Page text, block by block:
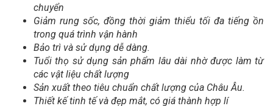
chuyển
Giảm rung sốc, đồng thời giảm thiểu tối đa tiếng ồn
trong quá trình vận hành
Bảo trì và sử dụng dễ dàng.
Tuổi thọ sử dụng sản phẩm lâu dài nhờ được làm từ
các vật liệu chất lượng
Sản xuất theo tiêu chuẩn chất lượng của Châu Âu.
Thiết kế tinh tế và đẹp mắt, có giá thành hợp lí